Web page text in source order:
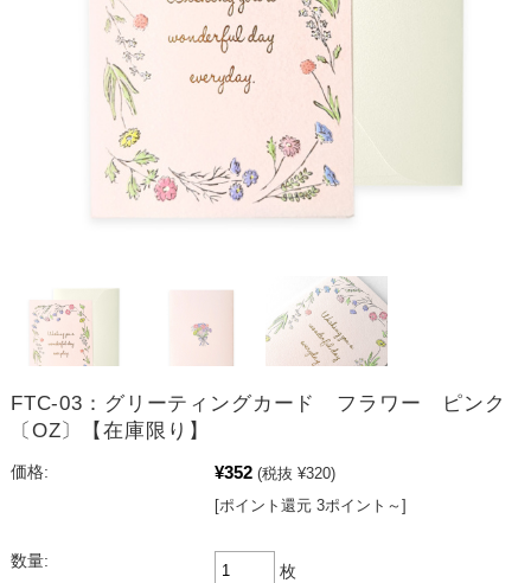
FTC-03：グリーティングカード フラワー ピンク
〔OZ〕【在庫限り】
価格: ¥352 (税抜 ¥320)
[ポイント還元 3ポイント～]
数量:
枚